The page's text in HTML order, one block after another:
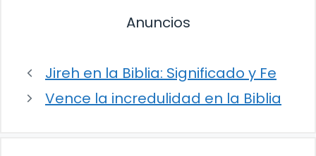
Anuncios
Jireh en la Biblia: Significado y Fe
Vence la incredulidad en la Biblia